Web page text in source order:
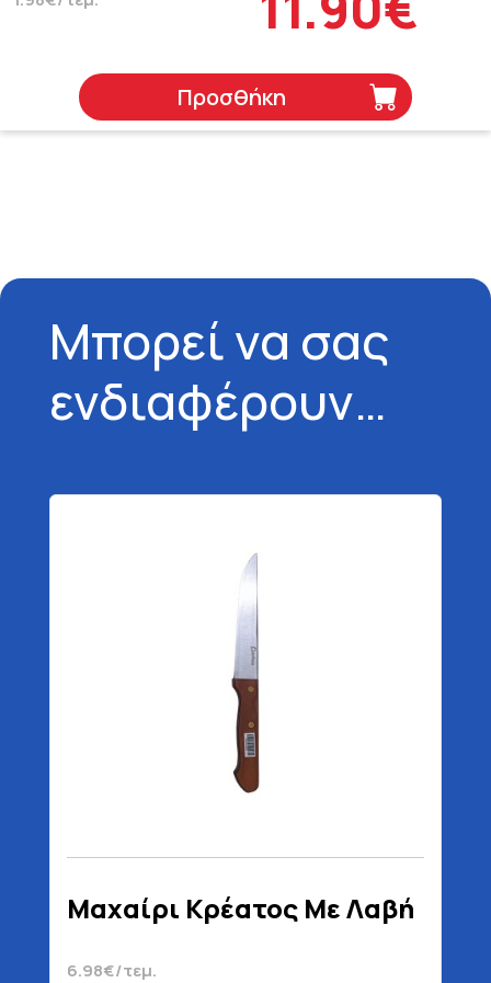
Προσθήκη
Μπορεί να σας
ενδιαφέρουν…
Μαχαίρι Κρέατος Με Λαβή
6.98€/τεμ.